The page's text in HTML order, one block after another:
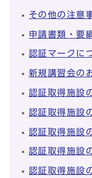
その他の注意
申請書類・要
認証マークに
新規講習会の
認証取得施設
認証取得施設
認証取得施設
認証取得施設
認証取得施設